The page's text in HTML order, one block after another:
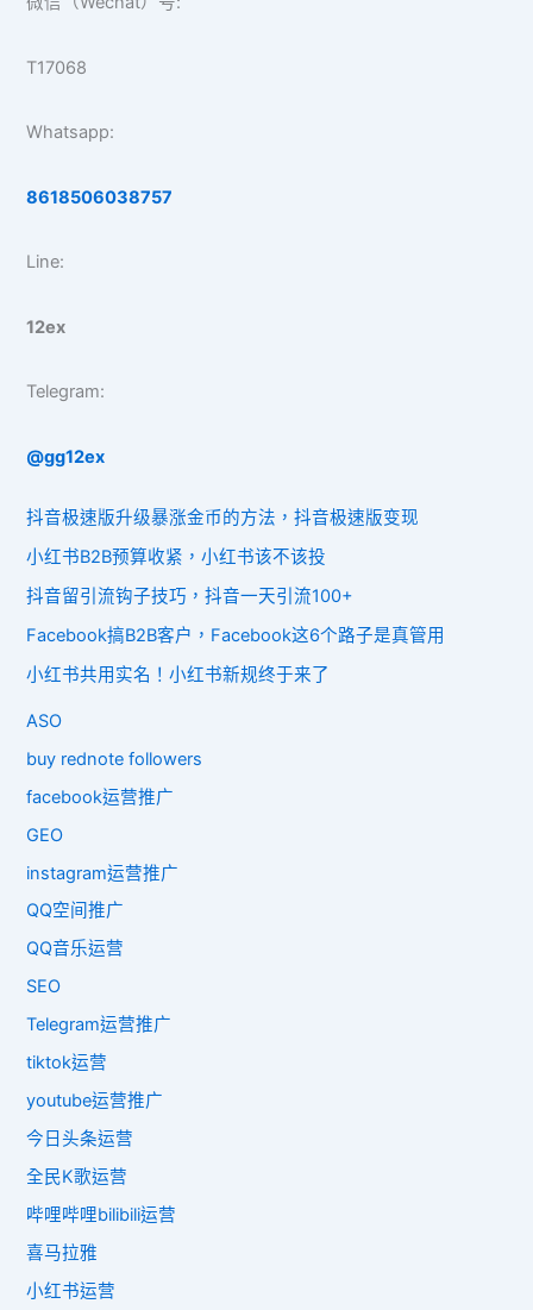
T17068
Whatsapp:
8618506038757
Line:
12ex
Telegram:
@gg12ex
抖音极速版升级暴涨金币的方法，抖音极速版变现
小红书B2B预算收紧，小红书该不该投
抖音留引流钩子技巧，抖音一天引流100+
Facebook搞B2B客户，Facebook这6个路子是真管用
小红书共用实名！小红书新规终于来了
ASO
buy rednote followers
facebook运营推广
GEO
instagram运营推广
QQ空间推广
QQ音乐运营
SEO
Telegram运营推广
tiktok运营
youtube运营推广
今日头条运营
全民K歌运营
哔哩哔哩bilibili运营
喜马拉雅
小红书运营